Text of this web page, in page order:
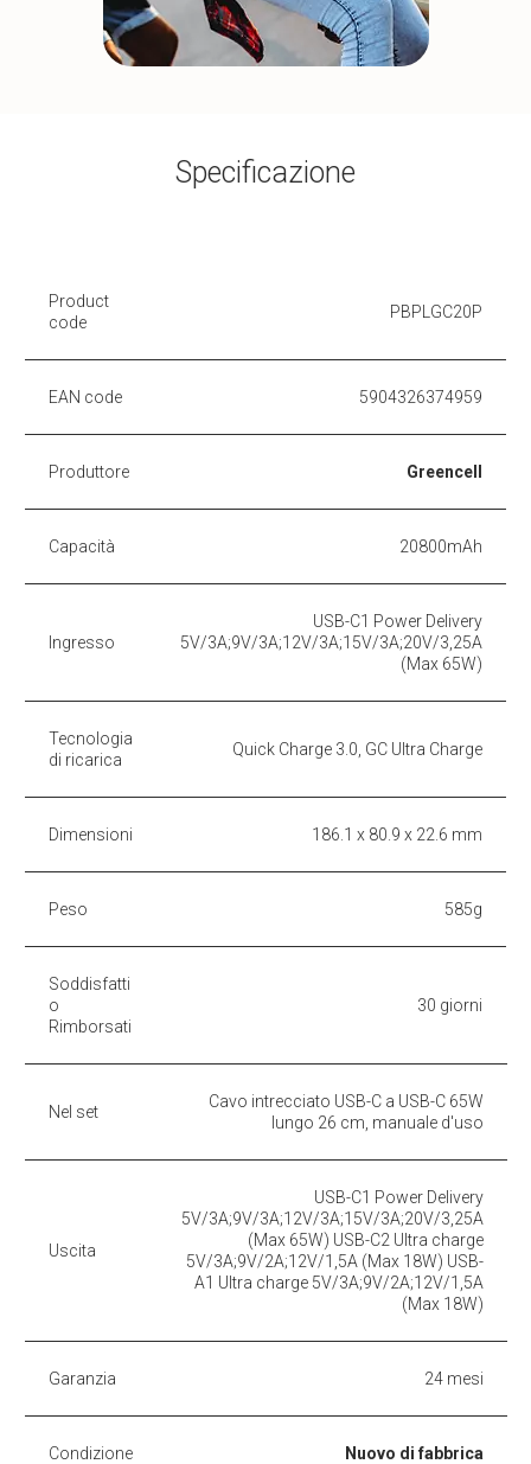
Specificazione
Product
code
PBPLGC20P
EAN code 5904326374959
Produttore Greencell
Capacità 20800mAh
Ingresso
USB-C1 Power Delivery
5V/3A;9V/3A;12V/3A;15V/3A;20V/3,25A
(Max 65W)
Tecnologia
di ricarica
Quick Charge 3.0, GC Ultra Charge
Dimensioni 186.1 x 80.9 x 22.6 mm
Peso 585g
Soddisfatti
o
Rimborsati
30 giorni
Nel set
Cavo intrecciato USB-C a USB-C 65W
lungo 26 cm, manuale d'uso
Uscita
USB-C1 Power Delivery
5V/3A;9V/3A;12V/3A;15V/3A;20V/3,25A
(Max 65W) USB-C2 Ultra charge
5V/3A;9V/2A;12V/1,5A (Max 18W) USB-
A1 Ultra charge 5V/3A;9V/2A;12V/1,5A
(Max 18W)
Garanzia 24 mesi
Condizione Nuovo di fabbrica